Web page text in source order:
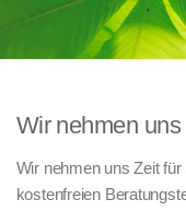
Wir nehmen
Wir nehmen uns Zeit
kostenfreien